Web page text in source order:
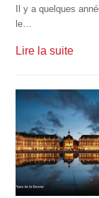
Il y a quelques
le…
Lire la suite